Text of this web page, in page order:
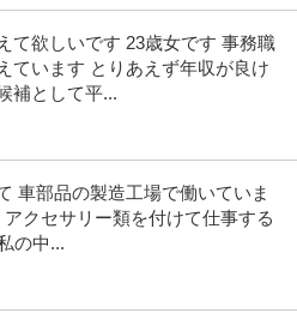
て欲しいです 23歳女です 事務職
ています とりあえず年収が良け
補として平...
車部品の製造工場で働いていま
クセサリー類を付けて仕事する
の中...